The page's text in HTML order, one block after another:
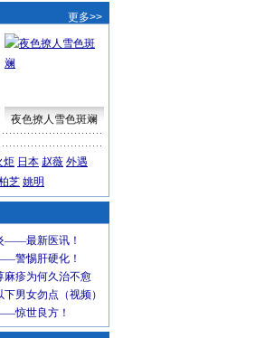
更多>>
夜色撩人雪色斑斓
炬 日本 赵薇 外遇
芝 姚明